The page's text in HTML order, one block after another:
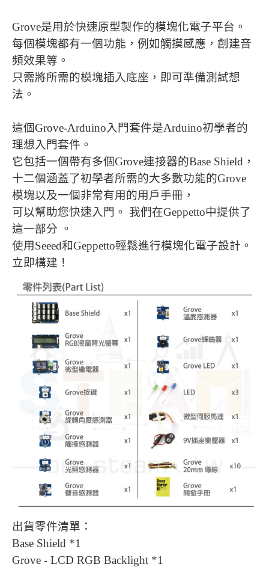
Grove是用於快速原型製作的模塊化電子平台。
每個模塊都有一個功能，例如觸摸感應，創建音
頻效果等。
只需將所需的模塊插入底座，即可準備測試想
法。
這個Grove-Arduino入門套件是Arduino初學者的
理想入門套件。
它包括一個帶有多個Grove連接器的Base Shield，
十二個涵蓋了初學者所需的大多數功能的Grove
模塊以及一個非常有用的用戶手冊，
可以幫助您快速入門。 我們在Geppetto中提供了
這一部分 。
使用Seeed和Geppetto輕鬆進行模塊化電子設計。
立即構建！
出貨零件清單：
Base Shield *1
Grove - LCD RGB Backlight *1